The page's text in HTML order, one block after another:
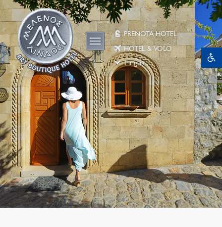
PRENOTA HOTEL
HOTEL & VOLO
Lingua